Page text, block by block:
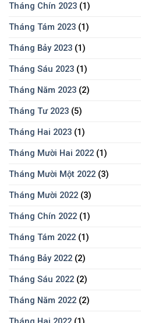
Tháng Chín 2023 (1)
Tháng Tám 2023 (1)
Tháng Bảy 2023 (1)
Tháng Sáu 2023 (1)
Tháng Năm 2023 (2)
Tháng Tư 2023 (5)
Tháng Hai 2023 (1)
Tháng Mười Hai 2022 (1)
Tháng Mười Một 2022 (3)
Tháng Mười 2022 (3)
Tháng Chín 2022 (1)
Tháng Tám 2022 (1)
Tháng Bảy 2022 (2)
Tháng Sáu 2022 (2)
Tháng Năm 2022 (2)